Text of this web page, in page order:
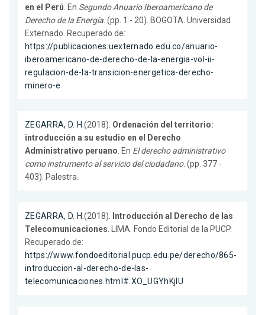
en el Perú. En Segundo Anuario Iberoamericano de
Derecho de la Energía. (pp. 1 - 20). BOGOTA. Universidad
Externado. Recuperado de:
https://publicaciones.uexternado.edu.co/anuario-
iberoamericano-de-derecho-de-la-energia-vol-ii-
regulacion-de-la-transicion-energetica-derecho-
minero-e
ZEGARRA, D. H.(2018). Ordenación del territorio:
introducción a su estudio en el Derecho
Administrativo peruano. En El derecho administrativo
como instrumento al servicio del ciudadano. (pp. 377 -
403). Palestra.
ZEGARRA, D. H.(2018). Introducción al Derecho de las
Telecomunicaciones. LIMA. Fondo Editorial de la PUCP.
Recuperado de:
https://www.fondoeditorial.pucp.edu.pe/derecho/865-
introduccion-al-derecho-de-las-
telecomunicaciones.html#.XO_UGYhKjIU